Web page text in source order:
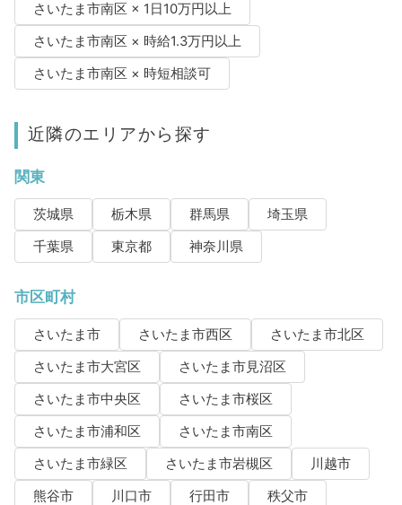
さいたま市南区 × 1日10万円以上
さいたま市南区 × 時給1.3万円以上
さいたま市南区 × 時短相談可
近隣のエリアから探す
関東
茨城県 栃木県 群馬県
埼玉県
千葉県
東京都 神奈川県
市区町村
さいたま市 さいたま市西区
さいたま市北区
さいたま市大宮区
さいたま市見沼区
さいたま市中央区
さいたま市桜区
さいたま市浦和区
さいたま市南区
さいたま市緑区
さいたま市岩槻区
川越市
熊谷市
川口市 行田市
秩父市